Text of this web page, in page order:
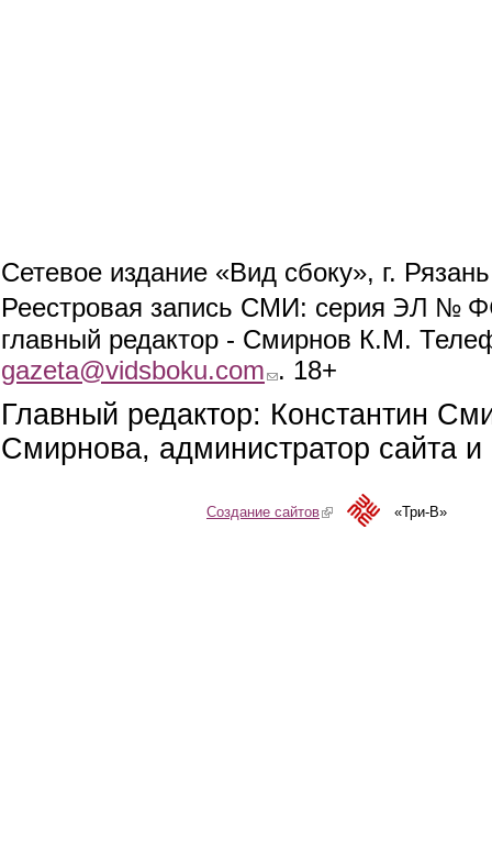
Сетевое издание «Вид сбоку», г.
Реестровая запись СМИ: серия ЭЛ №
главный редактор - Смирнов К.М.
gazeta@vidsboku.com (link sends e-mail)
. 18+
Главный редактор: Константин
Смирнова, администратор сайта
Создание сайтов(link is external)«Три-В»